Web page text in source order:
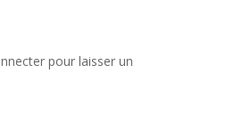
pour laisser un